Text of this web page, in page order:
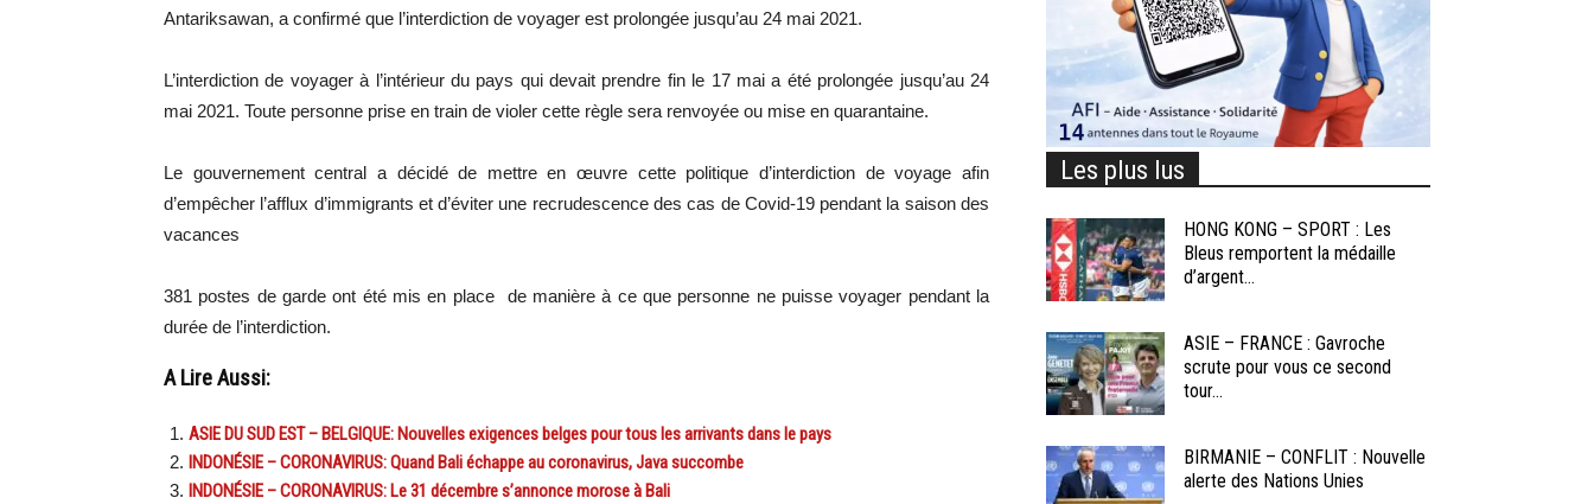
Antariksawan, a confirmé que l’interdiction de voyager est prolongée jusqu’au 24 mai 2021.
L’interdiction de voyager à l’intérieur du pays qui devait prendre fin le 17 mai a été prolongée jusqu’au 24
mai 2021. Toute personne prise en train de violer cette règle sera renvoyée ou mise en quarantaine.
Le gouvernement central a décidé de mettre en œuvre cette politique d’interdiction de voyage afin
d’empêcher l’afflux d’immigrants et d’éviter une recrudescence des cas de Covid-19 pendant la saison des
vacances
381 postes de garde ont été mis en place de manière à ce que personne ne puisse voyager pendant la
durée de l’interdiction.
A Lire Aussi:
ASIE DU SUD EST – BELGIQUE: Nouvelles exigences belges pour tous les arrivants dans le pays
INDONÉSIE – CORONAVIRUS: Quand Bali échappe au coronavirus, Java succombe
INDONÉSIE – CORONAVIRUS: Le 31 décembre s’annonce morose à Bali
Les plus lus
HONG KONG – SPORT : Les
Bleus remportent la médaille
d’argent...
ASIE – FRANCE : Gavroche
scrute pour vous ce second
tour...
BIRMANIE – CONFLIT : Nouvelle
alerte des Nations Unies